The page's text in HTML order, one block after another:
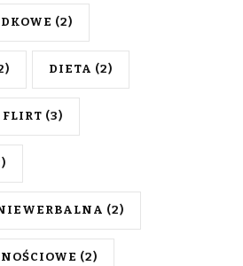
(2)
DIETA (2)
FLIRT (3)
(2)
(2)